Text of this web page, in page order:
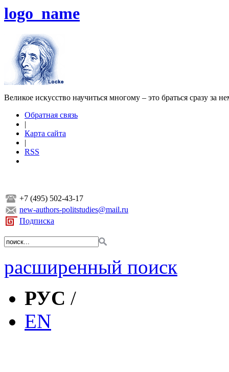
logo_name
Великое искусство научиться многому – это браться сразу за
Обратная связь
|
Карта сайта
|
RSS
+7 (495) 502-43-17
new-authors-politstudies@mail.ru
Подписка
расширенный поиск
РУС /
EN